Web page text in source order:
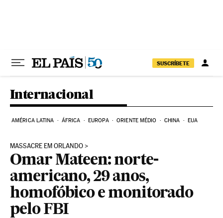
SUSCRÍBETE
Internacional
AMÉRICA LATINA ÁFRICA EUROPA ORIENTE MÉDIO CHINA EUA
MASSACRE EM ORLANDO
Omar Mateen: norte-
americano, 29 anos,
homofóbico e monitorado
pelo FBI